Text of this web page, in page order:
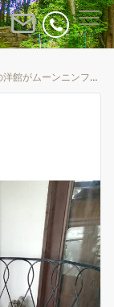
Menu
館がムーンニンフ